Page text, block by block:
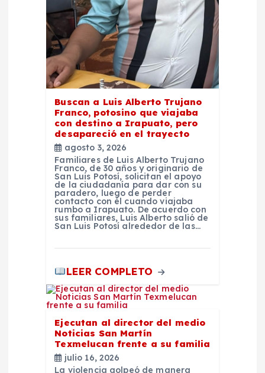
Buscan a Luis Alberto Trujano
Franco, potosino que viajaba
con destino a Irapuato, pero
desapareció en el trayecto
agosto 3, 2026
Familiares de Luis Alberto Trujano
Franco, de 30 años y originario de
San Luis Potosí, solicitan el apoyo
de la ciudadanía para dar con su
paradero, luego de perder
contacto con él cuando viajaba
rumbo a Irapuato. De acuerdo con
sus familiares, Luis Alberto salió de
San Luis Potosí alrededor de las…
LEER COMPLETO
Ejecutan al director del medio
Noticias San Martín
Texmelucan frente a su familia
julio 16, 2026
La violencia golpeó de manera